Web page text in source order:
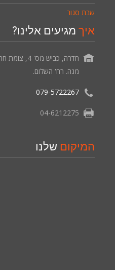
שבת סגור
איך מגיעים אלינו?
חדרה, כביש
מגה. רח' השלום.
079-5722267
04-6212275
המיקום שלנו